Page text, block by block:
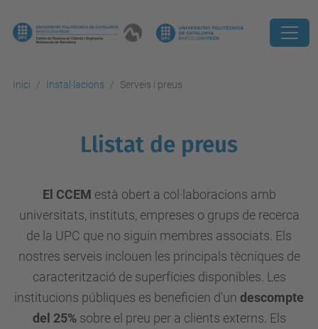
Inici Instal·lacions Serveis i preus
Llistat de preus
El CCEM està obert a col·laboracions amb
universitats, instituts, empreses o grups de recerca
de la UPC que no siguin membres associats. Els
nostres serveis inclouen les principals tècniques de
caracterització de superfícies disponibles. Les
institucions públiques es beneficien d'un descompte
del 25%sobre el preu per a clients externs. Els